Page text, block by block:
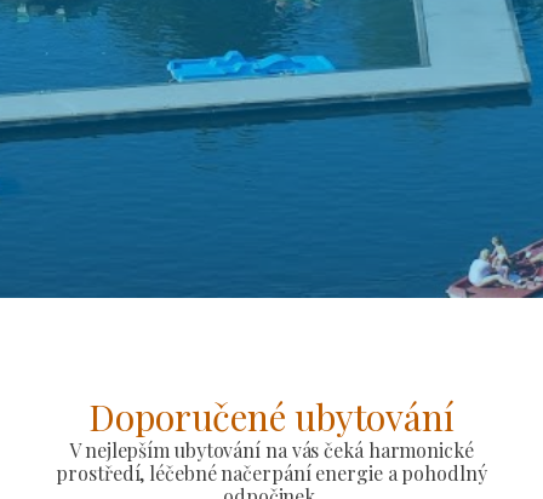
Doporučené ubytování
V nejlepším ubytování na vás čeká harmonické
prostředí, léčebné načerpání energie a pohodlný